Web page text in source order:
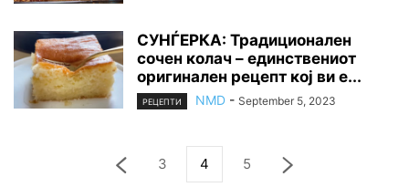
СУНЃЕРКА: Традиционален
сочен колач – единствениот
оригинален рецепт кој ви е...
РЕЦЕПТИ NMD - September 5, 2023
3 4 5